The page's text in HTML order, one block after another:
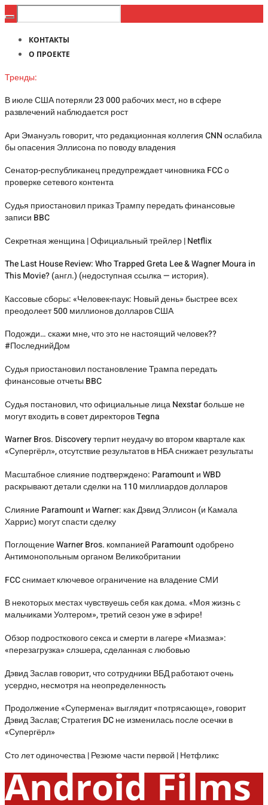
КОНТАКТЫ
О ПРОЕКТЕ
Тренды:
В июле США потеряли 23 000 рабочих мест, но в сфере
развлечений наблюдается рост
Ари Эмануэль говорит, что редакционная коллегия CNN ослабила
бы опасения Эллисона по поводу владения
Сенатор-республиканец предупреждает чиновника FCC о
проверке сетевого контента
Судья приостановил приказ Трампу передать финансовые
записи BBC
Секретная женщина | Официальный трейлер | Netflix
The Last House Review: Who Trapped Greta Lee & Wagner Moura in
This Movie? (англ.) (недоступная ссылка — история).
Кассовые сборы: «Человек-паук: Новый день» быстрее всех
преодолеет 500 миллионов долларов США
Подожди… скажи мне, что это не настоящий человек??
#ПоследнийДом
Судья приостановил постановление Трампа передать
финансовые отчеты BBC
Судья постановил, что официальные лица Nexstar больше не
могут входить в совет директоров Tegna
Warner Bros. Discovery терпит неудачу во втором квартале как
«Супергёрл», отсутствие результатов в НБА снижает результаты
Масштабное слияние подтверждено: Paramount и WBD
раскрывают детали сделки на 110 миллиардов долларов
Слияние Paramount и Warner: как Дэвид Эллисон (и Камала
Харрис) могут спасти сделку
Поглощение Warner Bros. компанией Paramount одобрено
Антимонопольным органом Великобритании
FCC снимает ключевое ограничение на владение СМИ
В некоторых местах чувствуешь себя как дома. «Моя жизнь с
мальчиками Уолтером», третий сезон уже в эфире!
Обзор подросткового секса и смерти в лагере «Миазма»:
«перезагрузка» слэшера, сделанная с любовью
Дэвид Заслав говорит, что сотрудники ВБД работают очень
усердно, несмотря на неопределенность
Продолжение «Супермена» выглядит «потрясающе», говорит
Дэвид Заслав; Стратегия DC не изменилась после осечки в
«Супергёрл»
Сто лет одиночества | Резюме части первой | Нетфликс
Android Films